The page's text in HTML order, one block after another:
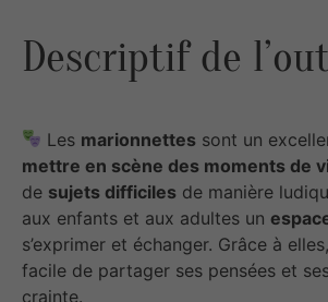
Descriptif de
Les marionnettes sont un
mettre en scène des moments de
de sujets difficiles de manière
aux enfants et aux adultes un
s’exprimer et échanger. Grâce à
facile de partager ses pensées et
crainte.